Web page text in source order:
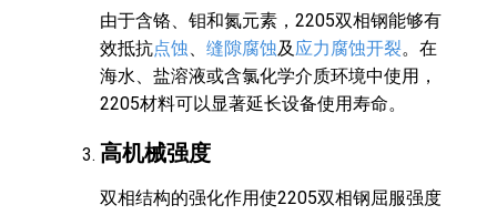
由于含铬、钼和氮元素，2205双相钢能够有
效抵抗点蚀 缝隙腐蚀及 应力腐蚀开裂。在
海水、盐溶液或含氯化学介质环境中使用，
2205材料可以显著延长设备使用寿命。
高机械强度
双相结构的强化作用使2205双相钢屈服强度